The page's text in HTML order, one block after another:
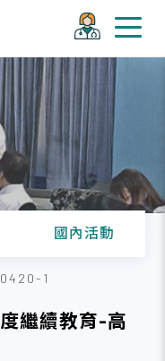
國內活動
1
繼續教育-高